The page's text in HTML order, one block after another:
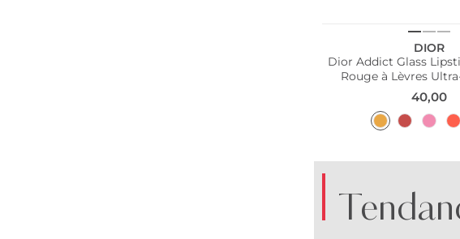
DIOR
Dior Addict Glass
Rouge à Lèvres
Hydratant (504
40,00